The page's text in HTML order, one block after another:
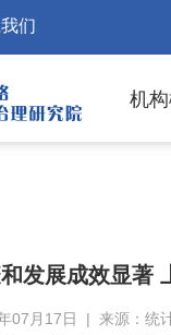
们
机
发展成效显著
07月17日 | 来源：统